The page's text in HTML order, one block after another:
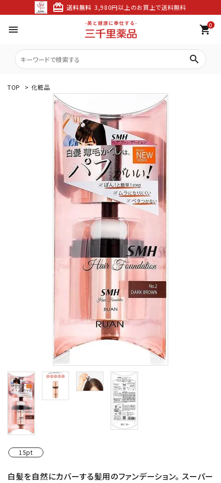
card_giftcard 送料無料 3,980円以上のお買上で送料無料
menu 0
shopping_cart
search
TOP > 化粧品
15pt
白髪を自然にカバーする髪用のファンデーション。 スーパー